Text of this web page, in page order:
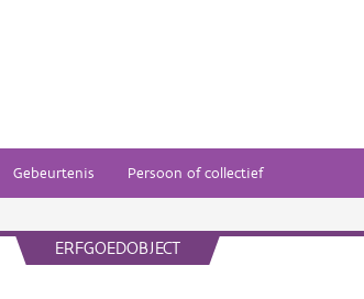
Gebeurtenis Persoon of collectief
ERFGOEDOBJECT